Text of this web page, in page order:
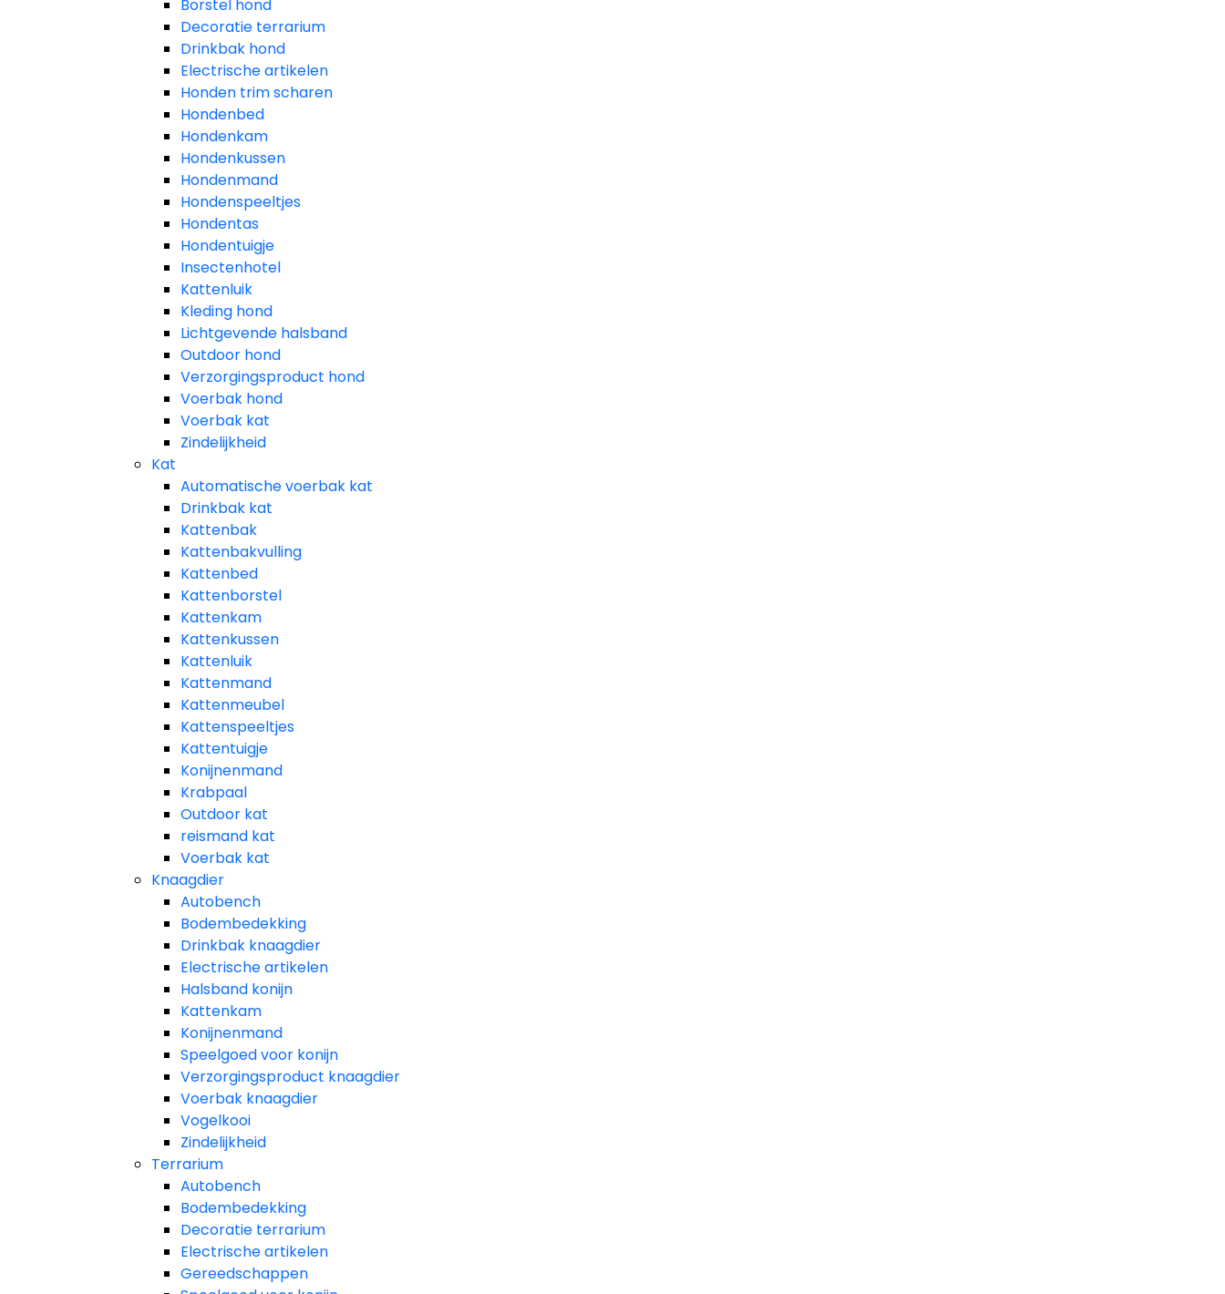
Borstel hond
Decoratie terrarium
Drinkbak hond
Electrische artikelen
Honden trim scharen
Hondenbed
Hondenkam
Hondenkussen
Hondenmand
Hondenspeeltjes
Hondentas
Hondentuigje
Insectenhotel
Kattenluik
Kleding hond
Lichtgevende halsband
Outdoor hond
Verzorgingsproduct hond
Voerbak hond
Voerbak kat
Zindelijkheid
Kat
Automatische voerbak kat
Drinkbak kat
Kattenbak
Kattenbakvulling
Kattenbed
Kattenborstel
Kattenkam
Kattenkussen
Kattenluik
Kattenmand
Kattenmeubel
Kattenspeeltjes
Kattentuigje
Konijnenmand
Krabpaal​
Outdoor kat
reismand kat​
Voerbak kat
Knaagdier
Autobench
Bodembedekking
Drinkbak knaagdier
Electrische artikelen
Halsband konijn
Kattenkam
Konijnenmand
Speelgoed voor konijn​
Verzorgingsproduct knaagdier
Voerbak knaagdier
Vogelkooi
Zindelijkheid
Terrarium
Autobench
Bodembedekking
Decoratie terrarium
Electrische artikelen
Gereedschappen